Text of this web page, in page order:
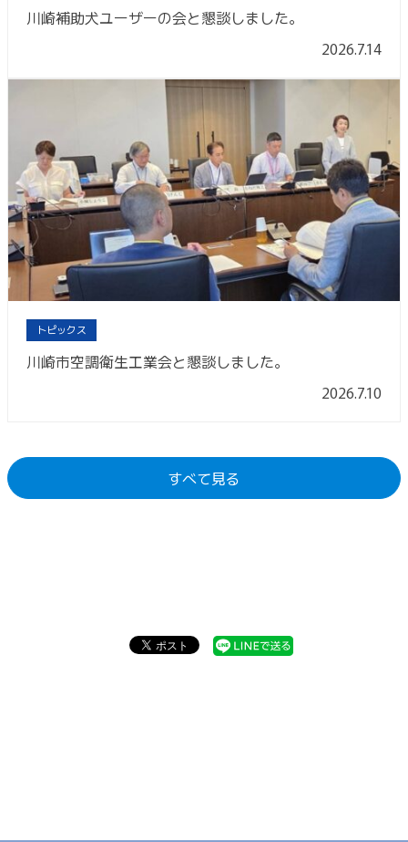
川崎補助犬ユーザーの会と懇談しました。
2026.7.14
トピックス
川崎市空調衛生工業会と懇談しました。
2026.7.10
すべて見る